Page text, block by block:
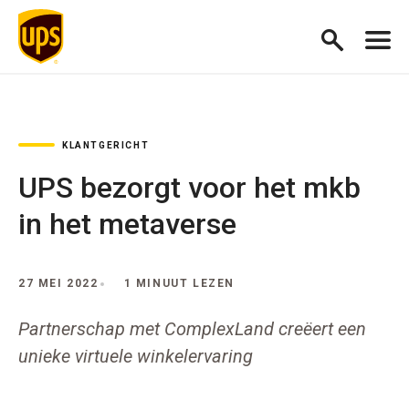
KLANTGERICHT
UPS bezorgt voor het mkb
in het metaverse
27 MEI 2022 1 MINUUT LEZEN
Partnerschap met ComplexLand creëert een
unieke virtuele winkelervaring